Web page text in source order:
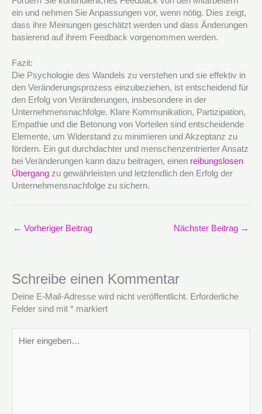
ein und nehmen Sie Anpassungen vor, wenn nötig. Dies zeigt,
dass ihre Meinungen geschätzt werden und dass Änderungen
basierend auf ihrem Feedback vorgenommen werden.
Fazit:
Die Psychologie des Wandels zu verstehen und sie effektiv in
den Veränderungsprozess einzubeziehen, ist entscheidend für
den Erfolg von Veränderungen, insbesondere in der
Unternehmensnachfolge. Klare Kommunikation, Partizipation,
Empathie und die Betonung von Vorteilen sind entscheidende
Elemente, um Widerstand zu minimieren und Akzeptanz zu
fördern. Ein gut durchdachter und menschenzentrierter Ansatz
bei Veränderungen kann dazu beitragen, einen reibungslosen
Übergang zu gewährleisten und letztendlich den Erfolg der
Unternehmensnachfolge zu sichern.
← Vorheriger Beitrag Nächster Beitrag →
Schreibe einen Kommentar
Deine E-Mail-Adresse wird nicht veröffentlicht. Erforderliche
Felder sind mit * markiert
eingeben…